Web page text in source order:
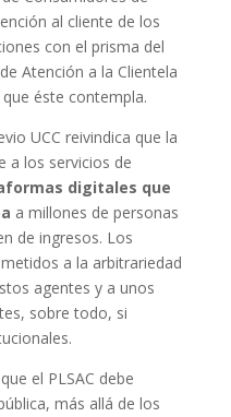
al cliente de los
con el prisma del
Atención a la Clientela
éste contempla.
UCC reivindica que la
a los servicios de
digitales que
a millones de personas
de ingresos. Los
a la arbitrariedad
agentes y a unos
sobre todo, si
el PLSAC debe
más allá de los